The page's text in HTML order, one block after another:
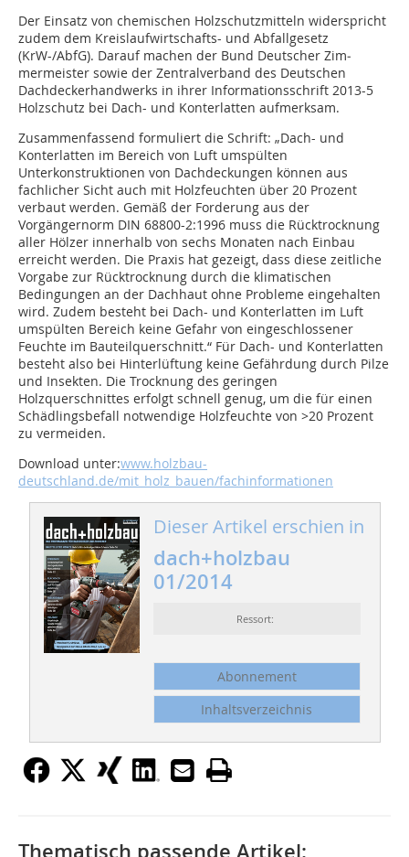
Der Einsatz von chemischen Holzschutzmitteln widerspricht
zudem dem Kreislaufwirtschafts- und Abfallgesetz
(KrW-/AbfG). Darauf machen der Bund Deutscher Zim­
mermeister sowie der Zen­­tralverband des Deutschen
Dachdeckerhandwerks in ihrer In­­formationsschrift 2013-5
Holzschutz bei Dach- und Konterlatten aufmerksam.
Zusammenfassend formuliert die Schrift: „Dach- und
Konterlatten im Bereich von Luft umspülten
Unterkonstruktionen von Dachdeckungen können aus
fachlicher Sicht auch mit Holzfeuchten über 20 Prozent
verbaut werden. Gemäß der Forderung aus der
Vorgängernorm DIN 68800-2:1996 muss die Rücktrocknung
aller Hölzer innerhalb von sechs Monaten nach Einbau
erreicht werden. Die Praxis hat gezeigt, dass diese zeitliche
Vorgabe zur Rücktrocknung durch die klimatischen
Bedingungen an der Dachhaut ohne Probleme eingehalten
wird. Zudem besteht bei Dach- und Konterlatten im Luft
umspülten Bereich keine ­Gefahr von eingeschlossener
Feuchte im Bauteilquerschnitt.“ Für Dach- und Konterlatten
besteht also bei Hinterlüftung keine Gefährdung durch Pilze
und Insekten. Die Trocknung des geringen
Holzquerschnittes erfolgt schnell genug, um die für einen
Schädlingsbefall notwendige Holzfeuchte von >20 Prozent
zu vermeiden.
Download unter:www.holzbau-
deutschland.de/mit_holz_bauen/fachinformationen
Dieser Artikel erschien in
dach+holzbau
01/2014
Ressort:
Abonnement
Inhaltsverzeichnis